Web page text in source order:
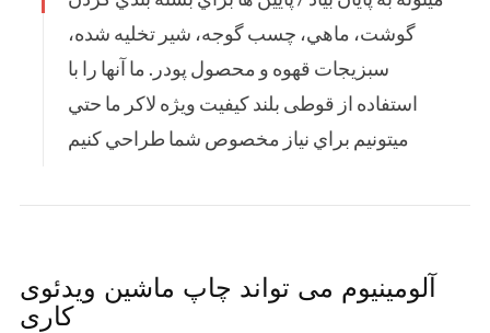
گوشت، ماهي، چسب گوجه، شير تخليه شده،
سبزيجات قهوه و محصول پودر. ما آنها را با
استفاده از قوطی بلند کیفیت ویژه لاکر ما حتي
ميتونيم براي نياز مخصوص شما طراحي کنيم
آلومینیوم می تواند چاپ ماشین ویدئوی
کاری